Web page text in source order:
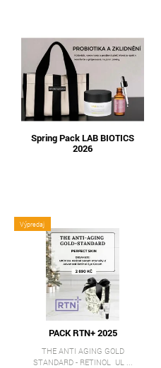
Spring Pack LAB BIOTICS
2026
Výpredaj
PACK RTN+ 2025
THE ANTI AGING GOLD
STANDARD - RETINOL UL ...